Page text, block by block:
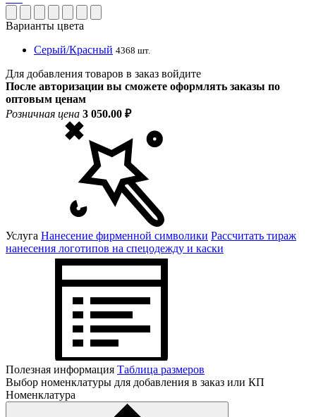
Варианты цвета
Серый/Красный 4368 шт.
Для добавления товаров в заказ войдите
После авторизации вы сможете оформлять заказы по
оптовым ценам
Розничная цена 3 050.00 ₽
Услуга Нанесение фирменной символики Рассчитать тираж
нанесения логотипов на спецодежду и каски
Полезная информация Таблица размеров
Выбор номенклатуры для добавления в заказ или КП
Номенклатура